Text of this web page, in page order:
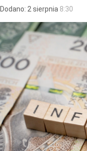
Dodano: 2sierpnia 8:30